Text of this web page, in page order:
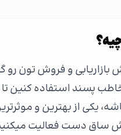
و فروش تون رو
پسند استفاده کنین تا
یکی از بهترین و
ساق دست فعالیت